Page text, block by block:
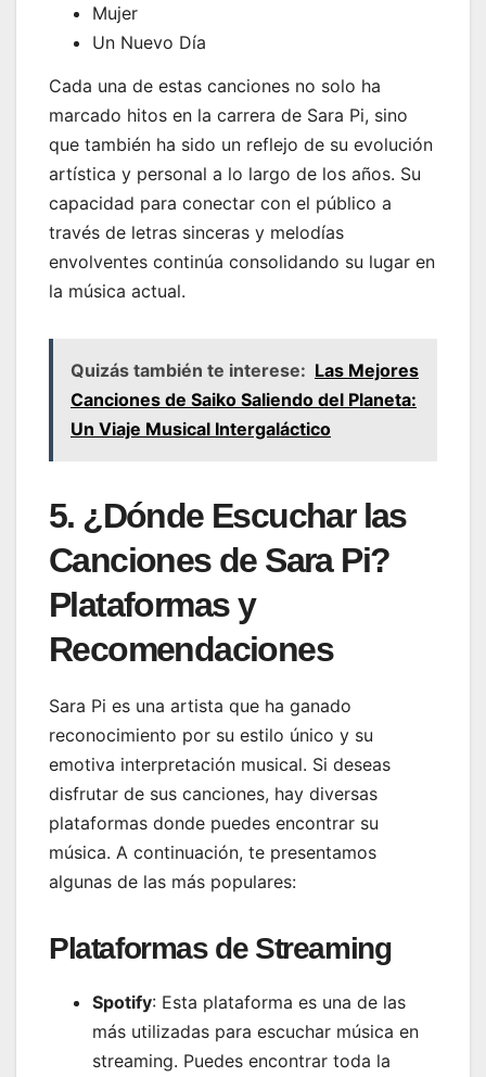
Mujer
Un Nuevo Día
Cada una de estas canciones no solo ha
marcado hitos en la carrera de Sara Pi, sino
que también ha sido un reflejo de su evolución
artística y personal a lo largo de los años. Su
capacidad para conectar con el público a
través de letras sinceras y melodías
envolventes continúa consolidando su lugar en
la música actual.
Quizás también te interese: Las Mejores
Canciones de Saiko Saliendo del Planeta:
Un Viaje Musical Intergaláctico
5. ¿Dónde Escuchar las
Canciones de Sara Pi?
Plataformas y
Recomendaciones
Sara Pi es una artista que ha ganado
reconocimiento por su estilo único y su
emotiva interpretación musical. Si deseas
disfrutar de sus canciones, hay diversas
plataformas donde puedes encontrar su
música. A continuación, te presentamos
algunas de las más populares:
Plataformas de Streaming
Spotify: Esta plataforma es una de las
más utilizadas para escuchar música en
streaming. Puedes encontrar toda la